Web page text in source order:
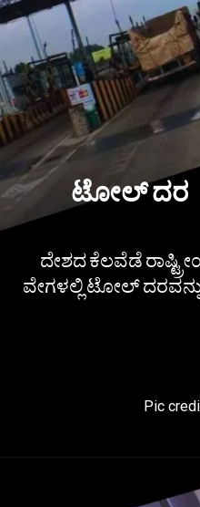
ದೇಶದ ಕೆಲವೆಡೆ
ವೇಗಳಲ್ಲಿ ಟೋಲ್ ದರವನ್ನು
Pic
ಟೋಲ್ ದರ